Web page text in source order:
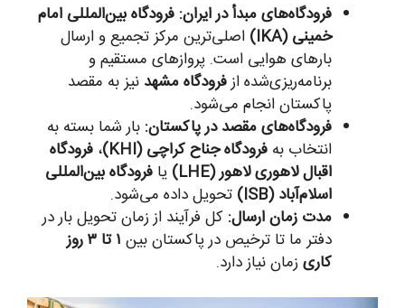
فرودگاه‌های مبدأ در ایران: فرودگاه بین‌المللی امام
خمینی (IKA)
اصلی‌ترین مرکز تجمیع و ارسال
بارهای هوایی است. پروازهای مستقیم و
برنامه‌ریزی‌شده ازفرودگاه مشهد نیز به مقصد
پاکستان انجام می‌شود.
فرودگاه‌های مقصد در پاکستان: بار شما بسته به
انتخاب به فرودگاه جناح کراچی (KHI) ، فرودگاه
اقبال لاهوری لاهور (LHE)
یا فرودگاه بین‌المللی
اسلام‌آباد (ISB)
تحویل داده می‌شود.
مدت زمان ارسال: کل فرآیند از زمان تحویل بار در
دفتر ما تا ترخیص در پاکستان بین
۱ تا ۳ روز
کاری زمان نیاز دارد.